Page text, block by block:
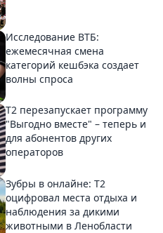
Исследование ВТБ:
ежемесячная смена
категорий кешбэка создает
волны спроса
Т2 перезапускает программу
"Выгодно вместе" – теперь и
для абонентов других
операторов
Зубры в онлайне: Т2
оцифровал места отдыха и
наблюдения за дикими
животными в Ленобласти